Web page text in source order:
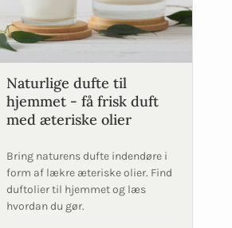
Naturlige dufte til
hjemmet - få frisk duft
med æteriske olier
Bring naturens dufte indendøre i
form af lækre æteriske olier. Find
duftolier til hjemmet og læs
hvordan du gør.